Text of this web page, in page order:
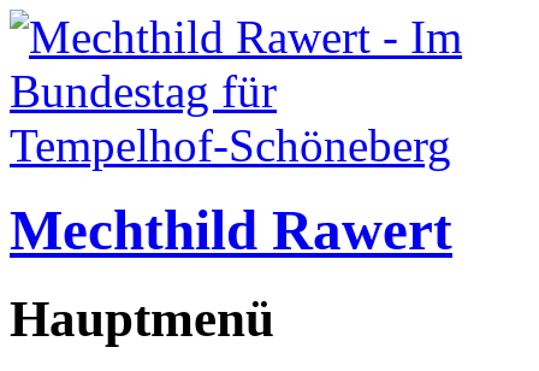
Mechthild Rawert
Hauptmenü